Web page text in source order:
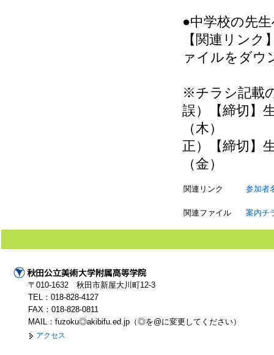
●中学校の先
【関連リン
ァイルをダウ
※チラシ記載
誤）【締切】
（木）
正）【締切】
（金）
関連リンク 参加者
関連ファイル 案内チ
〒010-1632 秋田市新屋大川町12-3
TEL：018-828-4127
FAX：018-828-0811
MAIL：fuzoku◎akibifu.ed.jp（◎を@に変更してください）
アクセス